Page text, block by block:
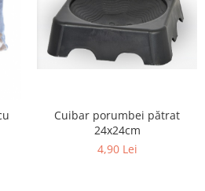
Cuibar porumbei pătrat
24x24cm
4,90 Lei